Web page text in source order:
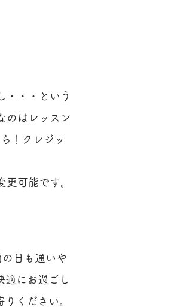
・・・という
のはレッスン
！クレジッ
可能です。
日も通いや
適にお過ごし
ください。